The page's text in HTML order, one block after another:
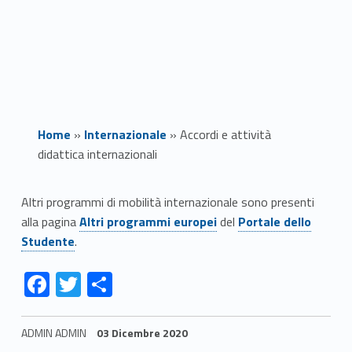
Home » Internazionale » Accordi e attività
didattica internazionali
A
c
c
o
r
Altri programmi di mobilità internazionale sono presenti
alla pagina Link identifier #identifier__81093-1
Altri programmi europeidel Link identifier #identifier__192069-2
Portale dello
Studente.
Link identifier #identifier__21133-3
F
ac
e
Link identifier #identifier__155978-4 T
w
itt
Link identifier #identifier__120182-5 C
o
n
ADMIN ADMIN 03 Dicembre 2020